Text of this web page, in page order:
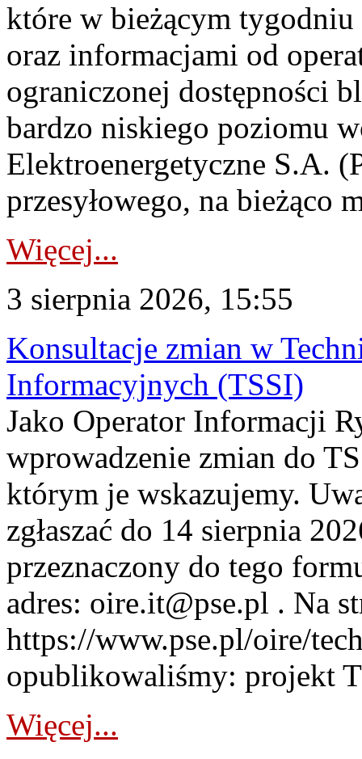
które w bieżącym tygodniu
oraz informacjami od
ograniczonej dostępności
bardzo niskiego poziomu
Elektroenergetyczne S.A.
przesyłowego, na bieżąco
Więcej...
3 sierpnia 2026, 15:55
Konsultacje zmian w
Informacyjnych (TSSI)
Jako Operator Informacji
wprowadzenie zmian do
którym je wskazujemy.
zgłaszać do 14 sierpnia
przeznaczony do tego
adres: oire.it@pse.pl . Na
https://www.pse.pl/oire/
opublikowaliśmy: projekt
Więcej...